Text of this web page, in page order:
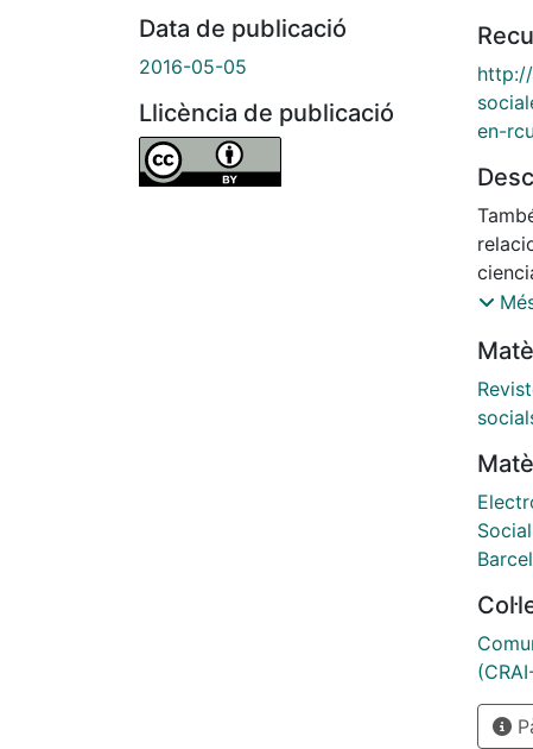
Data de publicació
2016-05-05
Llicència de publicació
en-
relacionat: http://www.ub.edu/